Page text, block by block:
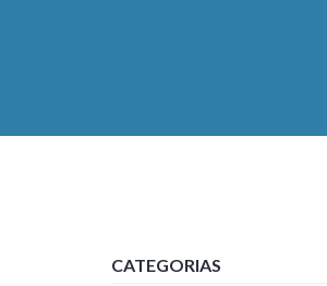
CATEGORIAS